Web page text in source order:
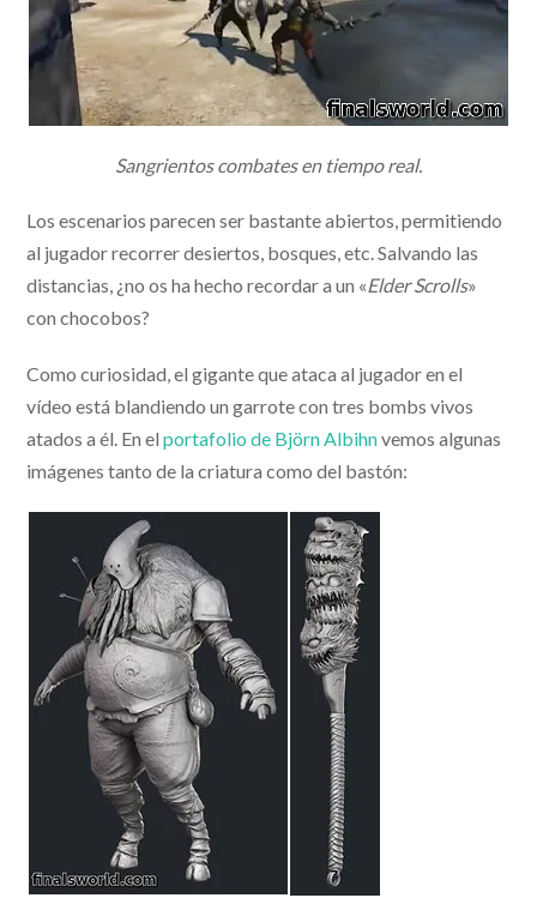
Sangrientos combates en tiempo real.
Los escenarios parecen ser bastante abiertos, permitiendo
al jugador recorrer desiertos, bosques, etc. Salvando las
distancias, ¿no os ha hecho recordar a un «Elder Scrolls»
con chocobos?
Como curiosidad, el gigante que ataca al jugador en el
vídeo está blandiendo un garrote con tres bombs vivos
atados a él. En elportafolio de Björn Albihnvemos algunas
imágenes tanto de la criatura como del bastón: